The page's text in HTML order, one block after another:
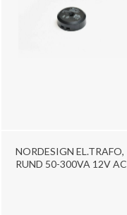
NORDESIGN EL.TRAFO,
RUND 50-300VA 12V AC